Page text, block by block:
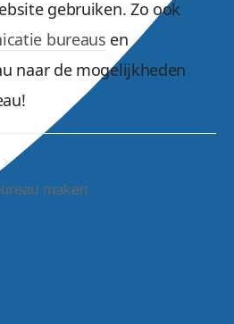
gebruiken. Zo ook
bureaus en
naar de mogelijkheden
maken